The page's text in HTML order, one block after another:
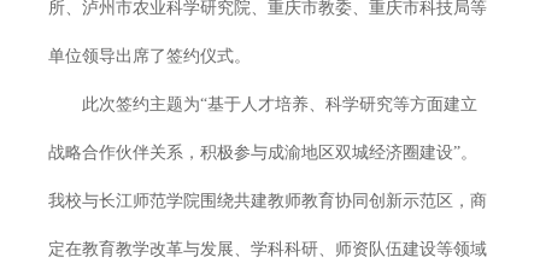
所、泸州市农业科学研究院、重庆市教委、重庆市科技局等
单位领导出席了签约仪式。
此次签约主题为“基于人才培养、科学研究等方面建立
战略合作伙伴关系，积极参与成渝地区双城经济圈建设”。
我校与长江师范学院围绕共建教师教育协同创新示范区，商
定在教育教学改革与发展、学科科研、师资队伍建设等领域